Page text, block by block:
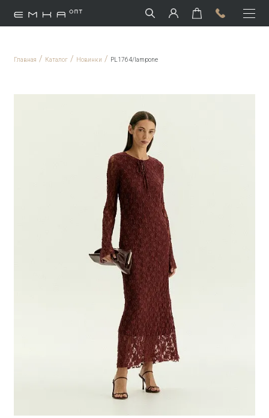
Главная / Каталог / Новинки / PL1764/lampone